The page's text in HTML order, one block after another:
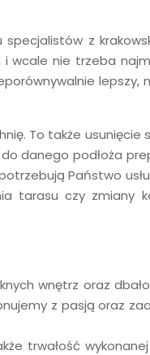
z
i wcale nie trzeba
lepszy,
To także usunięcie
danego podłoża
Państwo
tarasu czy zmiany
wnętrz oraz
z pasją oraz
trwałość